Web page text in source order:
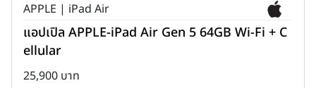
APPLE | iPad Air
แอปเปิล APPLE-iPad Air Gen 5 64GB Wi-Fi + C
ellular
25,900 บาท